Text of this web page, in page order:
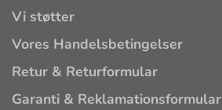
Vi støtter
Vores Handelsbetingelser
Retur & Returformular
Garanti & Reklamationsformular